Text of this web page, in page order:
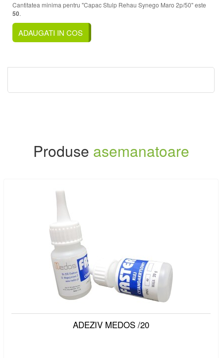
Cantitatea minima pentru "Capac Stulp Rehau Synego Maro 2p/50" este
50.
ADAUGATI IN COS
Produse asemanatoare
ADEZIV MEDOS /20